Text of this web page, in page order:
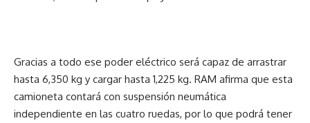
Gracias a todo ese poder eléctrico será capaz de arrastrar
hasta 6,350 kg y cargar hasta 1,225 kg. RAM afirma que esta
camioneta contará con suspensión neumática
independiente en las cuatro ruedas, por lo que podrá tener